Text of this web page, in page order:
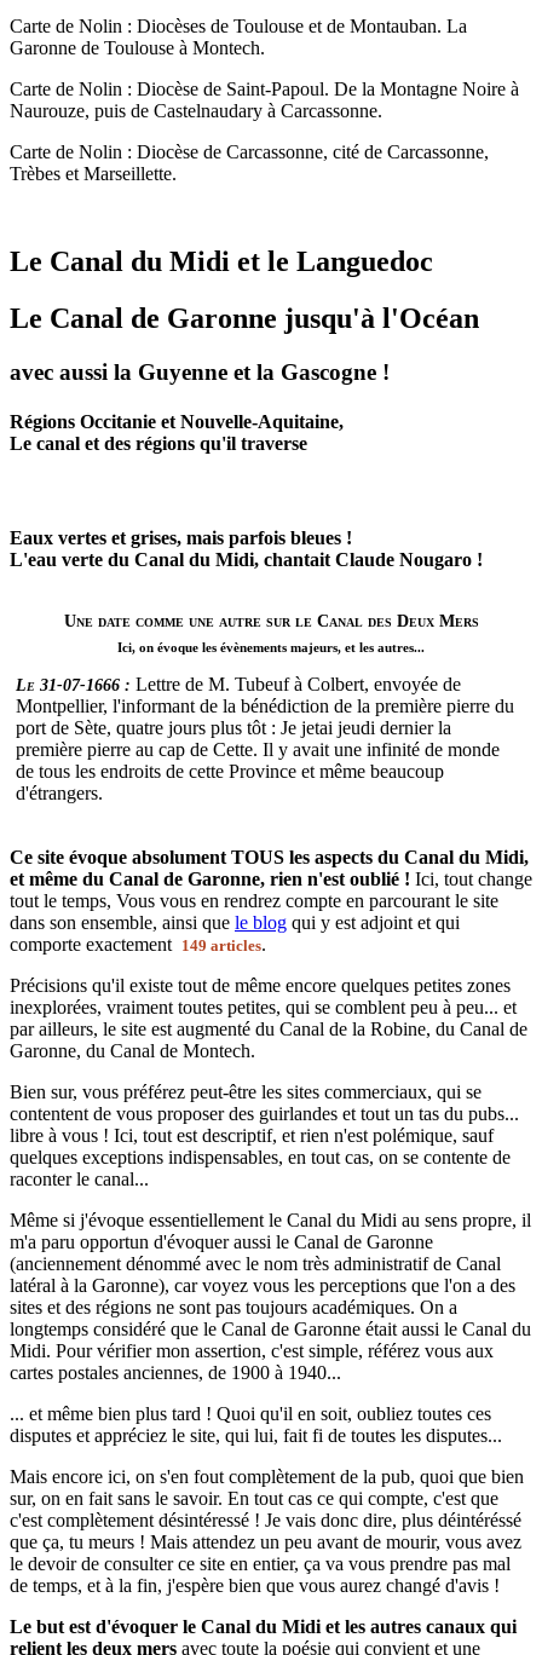
Carte de Nolin : Diocèses de Toulouse et de Montauban. La
Garonne de Toulouse à Montech.
Carte de Nolin : Diocèse de Saint-Papoul. De la Montagne Noire à
Naurouze, puis de Castelnaudary à Carcassonne.
Carte de Nolin : Diocèse de Carcassonne, cité de Carcassonne,
Trèbes et Marseillette.
Le Canal du Midi et le Languedoc
Le Canal de Garonne jusqu'à l'Océan
avec aussi la Guyenne et la Gascogne !
Régions Occitanie et Nouvelle-Aquitaine,
Le canal et des régions qu'il traverse
Eaux vertes et grises, mais parfois bleues !
L'eau verte du Canal du Midi, chantait Claude Nougaro !
Une date comme une autre sur le Canal des Deux Mers
Ici, on évoque les évènements majeurs, et les autres...
Le 31-07-1666 : Lettre de M. Tubeuf à Colbert, envoyée de
Montpellier, l'informant de la bénédiction de la première pierre du
port de Sète, quatre jours plus tôt : Je jetai jeudi dernier la
première pierre au cap de Cette. Il y avait une infinité de monde
de tous les endroits de cette Province et même beaucoup
d'étrangers.
Ce site évoque absolument TOUS les aspects du Canal du Midi,
et même du Canal de Garonne, rien n'est oublié ! Ici, tout change
tout le temps, Vous vous en rendrez compte en parcourant le site
dans son ensemble, ainsi que le blog qui y est adjoint et qui
comporte exactement
149 articles.
Précisions qu'il existe tout de même encore quelques petites zones
inexplorées, vraiment toutes petites, qui se comblent peu à peu... et
par ailleurs, le site est augmenté du Canal de la Robine, du Canal de
Garonne, du Canal de Montech.
Bien sur, vous préférez peut-être les sites commerciaux, qui se
contentent de vous proposer des guirlandes et tout un tas du pubs...
libre à vous ! Ici, tout est descriptif, et rien n'est polémique, sauf
quelques exceptions indispensables, en tout cas, on se contente de
raconter le canal...
Même si j'évoque essentiellement le Canal du Midi au sens propre, il
m'a paru opportun d'évoquer aussi le Canal de Garonne
(anciennement dénommé avec le nom très administratif de Canal
latéral à la Garonne), car voyez vous les perceptions que l'on a des
sites et des régions ne sont pas toujours académiques. On a
longtemps considéré que le Canal de Garonne était aussi le Canal du
Midi. Pour vérifier mon assertion, c'est simple, référez vous aux
cartes postales anciennes, de 1900 à 1940...
... et même bien plus tard ! Quoi qu'il en soit, oubliez toutes ces
disputes et appréciez le site, qui lui, fait fi de toutes les disputes...
Mais encore ici, on s'en fout complètement de la pub, quoi que bien
sur, on en fait sans le savoir. En tout cas ce qui compte, c'est que
c'est complètement désintéressé ! Je vais donc dire, plus déintéréssé
que ça, tu meurs ! Mais attendez un peu avant de mourir, vous avez
le devoir de consulter ce site en entier, ça va vous prendre pas mal
de temps, et à la fin, j'espère bien que vous aurez changé d'avis !
Le but est d'évoquer le Canal du Midi et les autres canaux qui
relient les deux mers avec toute la poésie qui convient et une